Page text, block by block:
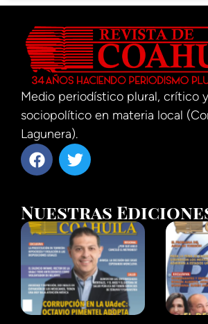
Medio periodístico plural, crítico
sociopolítico en materia local
Lagunera).
Nuestras